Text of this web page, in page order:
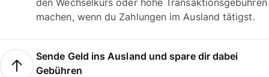
den Wechselkurs oder hohe Transaktionsgebühren
machen, wenn du Zahlungen im Ausland tätigst.
Sende Geld ins Ausland und spare dir dabei
Gebühren